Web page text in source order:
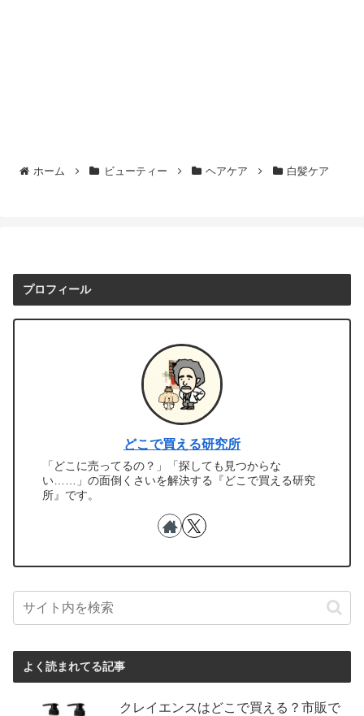
ホーム ビューティー ヘアケア 白髪ケア
プロフィール
どこで買える研究所
「どこに売ってるの？」「探しても見つからな
い……」の面倒くさいを解決する『どこで買える研究
所』です。
よく読まれてる記事
クレイエンスはどこで買える？市販で